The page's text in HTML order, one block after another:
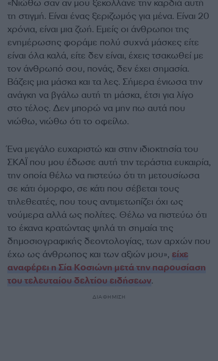
«Νιώθω σαν αν μου ξεκολλάνε την καρδιά αυτή
τη στιγμή. Είναι ένας ξεριζωμός για μένα. Είναι 20
χρόνια, είναι μια ζωή. Εμείς οι άνθρωποι της
ενημέρωσης φοράμε πολύ συχνά μάσκες είτε
είναι όλα καλά, είτε δεν είναι, έχεις τσακωθεί με
τον άνθρωπό σου, πονάς, δεν έχει σημασία.
Βάζεις μια μάσκα και τα λες. Σήμερα ένιωσα την
ανάγκη να βγάλω αυτή τη μάσκα, έτσι για λίγο
στο τέλος. Δεν μπορώ να μην πω αυτά που
νιώθω, νιώθω ότι το οφείλω.
Ένα μεγάλο ευχαριστώ και στην ιδιοκτησία του
ΣΚΑΪ που μου έδωσε αυτή την τεράστια ευκαιρία,
την οποία θέλω να πιστεύω ότι τη μετουσίωσα
σε κάτι όμορφο, σε κάτι που σέβεται τους
τηλεθεατές, που τους αντιμετωπίζει όχι ως
νούμερα αλλά ως πολίτες. Θέλω να πιστεύω ότι
το έκανα κρατώντας ψηλά τη σημαία της
δημοσιογραφικής δεοντολογίας, των αρχών που
έχω ως άνθρωπος και των αξιών μου», είχε
αναφέρει η Σία Κοσιώνη μετά την παρουσίαση
του τελευταίου δελτίου ειδήσεων.
ΔΙΑΦΗΜΙΣΗ